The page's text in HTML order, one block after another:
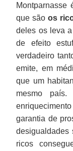
Montparnasse
que são os
deles os leva
de efeito
verdadeiro
emite, em
que um
mesmo
garantia de
desigualdades
ricos